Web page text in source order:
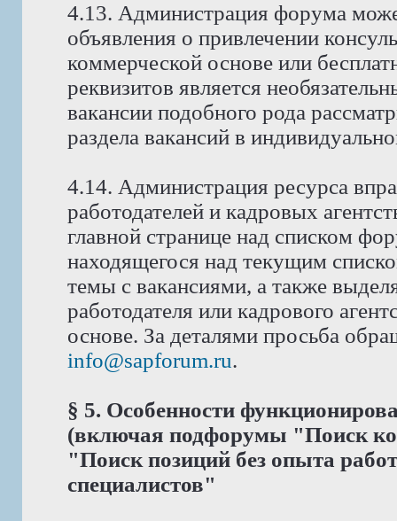
4.13. Администрация форума
объявления о привлечении
коммерческой основе или
реквизитов является
вакансии подобного рода
раздела вакансий в
4.14. Администрация ресурса
работодателей и кадровых
главной странице над списком
находящегося над текущим
темы с вакансиями, а также
работодателя или кадрового
основе. За деталями просьба
info@sapforum.ru.
§ 5. Особенности
(включая подфорумы "Поиск
"Поиск позиций без опыта
специалистов"